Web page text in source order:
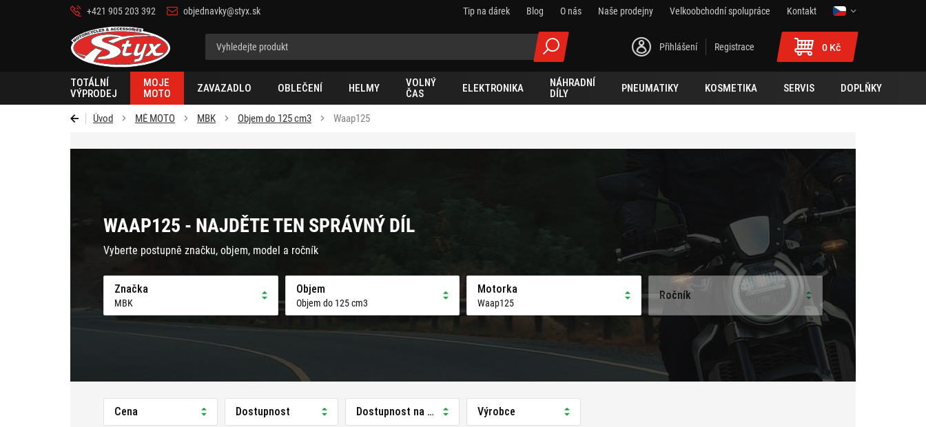
+421 905 203 392 objednavky@styx.sk Tip na dárek Blog O nás Naše prodejny Velkoobchodní spolupráce
Kontakt
Styx-
cz
Přihlášení Registrace 0 Kč
TOTÁLNÍ
VÝPRODEJ
MOJE
MOTO
ZAVAZADLO OBLEČENÍ HELMY
VOLNÝ
ČAS
ELEKTRONIKA
NÁHRADNÍ
DÍLY
PNEUMATIKY KOSMETIKA SERVIS DOPLŇKY
Úvod MÉ MOTO MBK Objem do 125 cm3 Waap125
WAAP125 - NAJDĚTE TEN SPRÁVNÝ DÍL
Vyberte postupně značku, objem, model a ročník
Značka
MBK
Objem
Objem do 125 cm3
Motorka
Waap125
Ročník
Cena Dostupnost Dostupnost na prodejně Výrobce